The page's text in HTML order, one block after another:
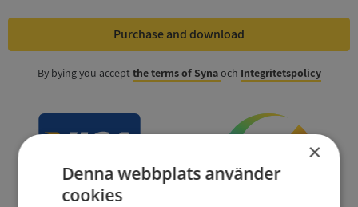
Purchase and download
By bying you acceptthe terms of Synaoch Integritetspolicy
×
Denna webbplats använder
cookies